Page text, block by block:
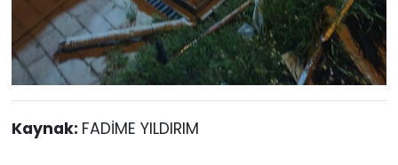
Kaynak: FADİME YILDIRIM